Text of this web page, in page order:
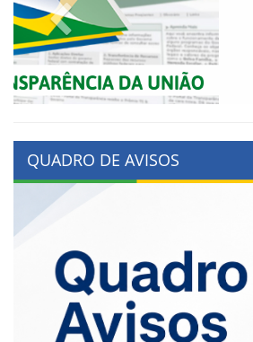
Previous
QUADRO DE AVISOS